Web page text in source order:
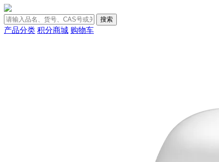
搜索
产品分类 积分商城 购物车